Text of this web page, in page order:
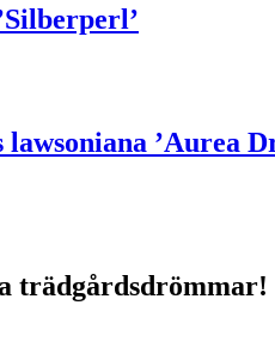
’Aurea
trädgårdsdrömmar!